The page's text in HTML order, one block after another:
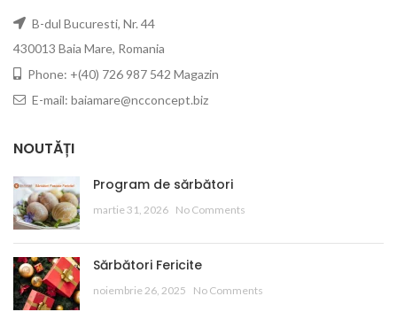
B-dul Bucuresti, Nr. 44
430013 Baia Mare, Romania
Phone: +(40) 726 987 542 Magazin
E-mail: baiamare@ncconcept.biz
NOUTĂȚI
Program de sărbători
martie 31, 2026 No Comments
Sărbători Fericite
noiembrie 26, 2025 No Comments